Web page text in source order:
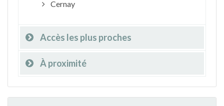
Cernay
Accès les plus proches
À proximité